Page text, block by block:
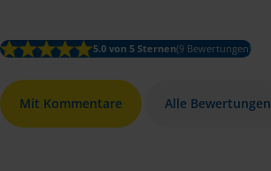
5.0 von 5 Sternen(9 Bewertungen)
Mit Kommentare Alle Bewertungen